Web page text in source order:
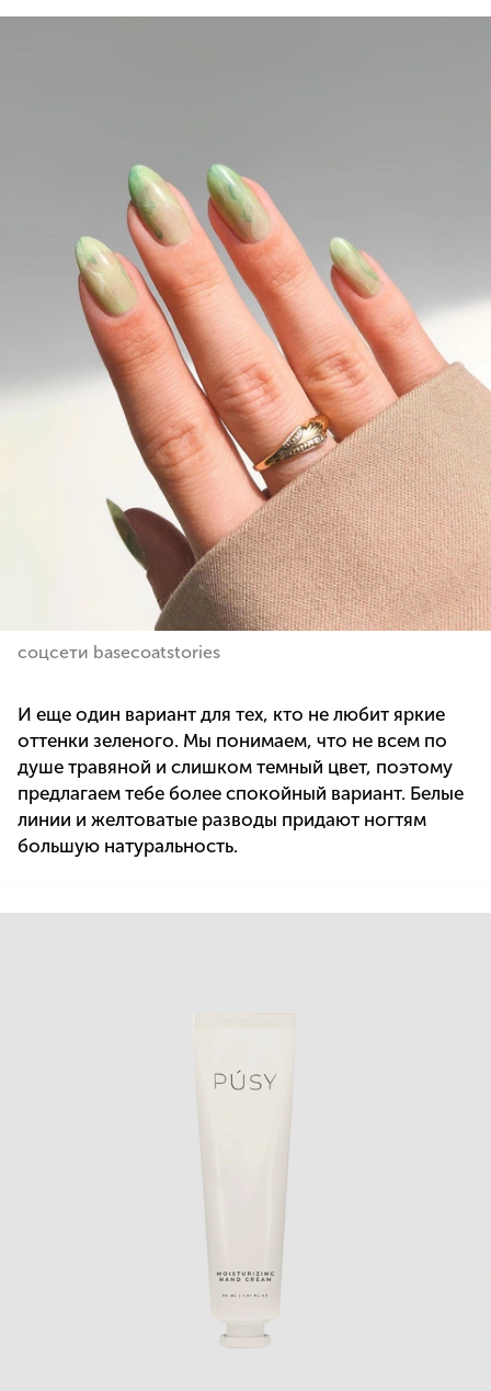
соцсети basecoatstories
И еще один вариант для тех, кто не любит яркие
оттенки зеленого. Мы понимаем, что не всем по
душе травяной и слишком темный цвет, поэтому
предлагаем тебе более спокойный вариант. Белые
линии и желтоватые разводы придают ногтям
большую натуральность.